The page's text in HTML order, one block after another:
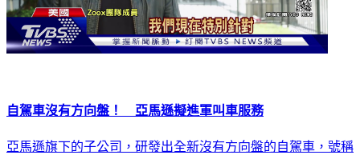
自駕車沒有方向盤！ 亞馬遜擬進軍叫車服務
亞馬遜旗下的子公司，研發出全新沒有方向盤的自駕車，號稱